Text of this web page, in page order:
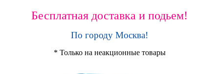
Бесплатная доставка и подьем!
По городу Москва!
* Только на неакционные товары